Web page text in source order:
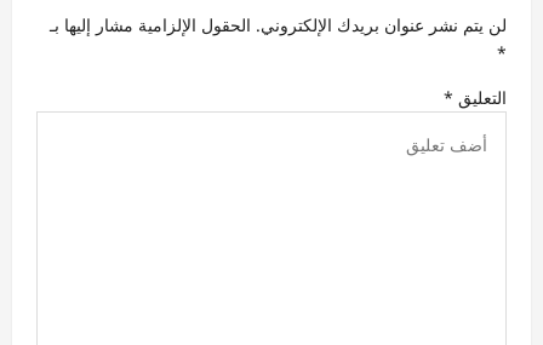
ل
ا
ت
لن يتم نشر عنوان بريدك الإلكتروني. الحقول الإلزامية مشار إليها بـ
*
التعليق *